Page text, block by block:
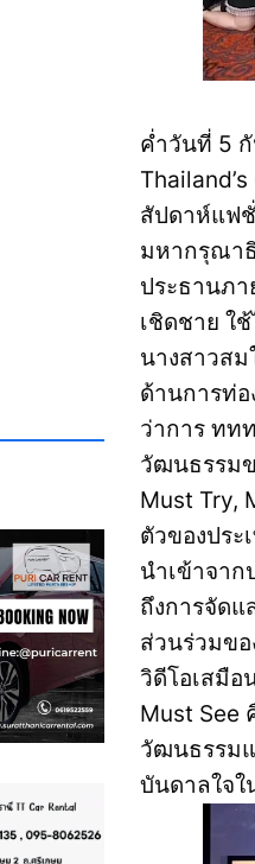
ค่ำวันที่ 5 กั
สัปดาห์แฟ
มหากรุณา
ประธานภ
เชิดชาย ใ
นางสาวส
ด้านการท่อ
ว่าการ ทท
วัฒนธรรมข
Must Try,
ตัวของประ
นำเข้าจาก
ถึงการจัดแ
ส่วนร่วมข
วิดีโอเสมือ
Must See
วัฒนธรรมแ
บันดาลใจใ